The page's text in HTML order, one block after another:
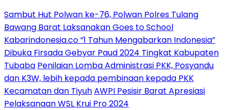
Sambut Hut Polwan ke-76, Polwan Polres Tulang
Bawang Barat Laksanakan Goes to School
Kabarindonesia.co “1 Tahun Mengabarkan Indonesia”
Dibuka Firsada Gebyar Paud 2024 Tingkat Kabupaten
Tubaba Penilaian Lomba Administrasi PKK, Posyandu
dan K3W, lebih kepada pembinaan kepada PKK
Kecamatan dan TiyuhAWPI Pesisir Barat Apresiasi
Pelaksanaan WSL Krui Pro 2024